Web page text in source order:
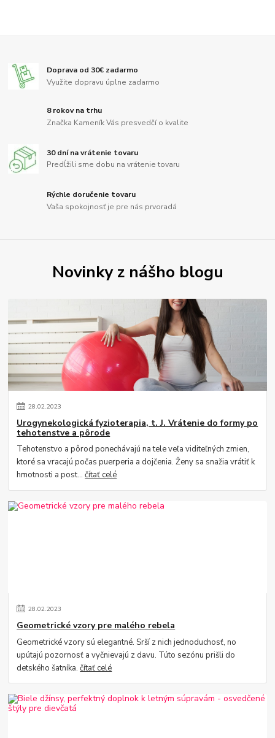
Doprava od 30€ zadarmo
Využite dopravu úplne zadarmo
8 rokov na trhu
Značka Kameník Vás presvedčí o kvalite
30 dní na vrátenie tovaru
Predĺžili sme dobu na vrátenie tovaru
Rýchle doručenie tovaru
Vaša spokojnosť je pre nás prvoradá
Novinky z nášho blogu
28.02.2023
Urogynekologická fyzioterapia, t. J. Vrátenie do formy po
tehotenstve a pôrode
Tehotenstvo a pôrod ponechávajú na tele veľa viditeľných zmien,
ktoré sa vracajú počas puerperia a dojčenia. Ženy sa snažia vrátiť k
hmotnosti a post...čítať celé
28.02.2023
Geometrické vzory pre malého rebela
Geometrické vzory sú elegantné. Srší z nich jednoduchosť, no
upútajú pozornosť a vyčnievajú z davu. Túto sezónu prišli do
detského šatníka.čítať celé